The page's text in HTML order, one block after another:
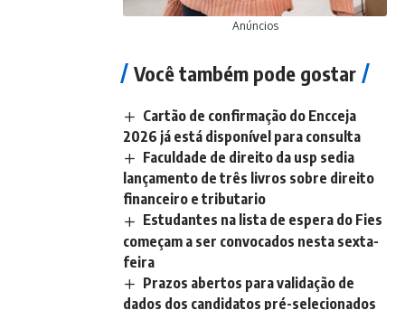
Anúncios
Você também pode gostar
Cartão de confirmação do Encceja
2026 já está disponível para consulta
Faculdade de direito da usp sedia
lançamento de três livros sobre direito
financeiro e tributario
Estudantes na lista de espera do Fies
começam a ser convocados nesta sexta-
feira
Prazos abertos para validação de
dados dos candidatos pré-selecionados